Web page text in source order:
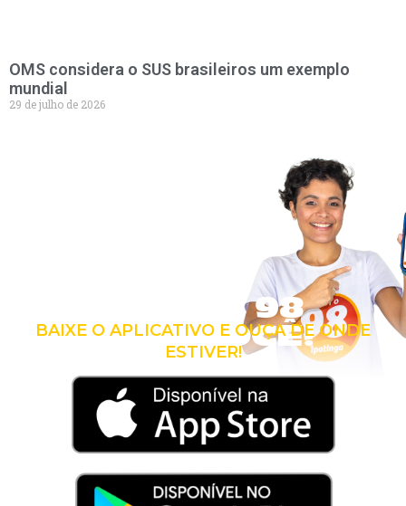
OMS considera o SUS brasileiros um exemplo
mundial
29 de julho de 2026
LEVE A 98
COM VOCÊ!
BAIXE O APLICATIVO E OUÇA DE ONDE
ESTIVER!